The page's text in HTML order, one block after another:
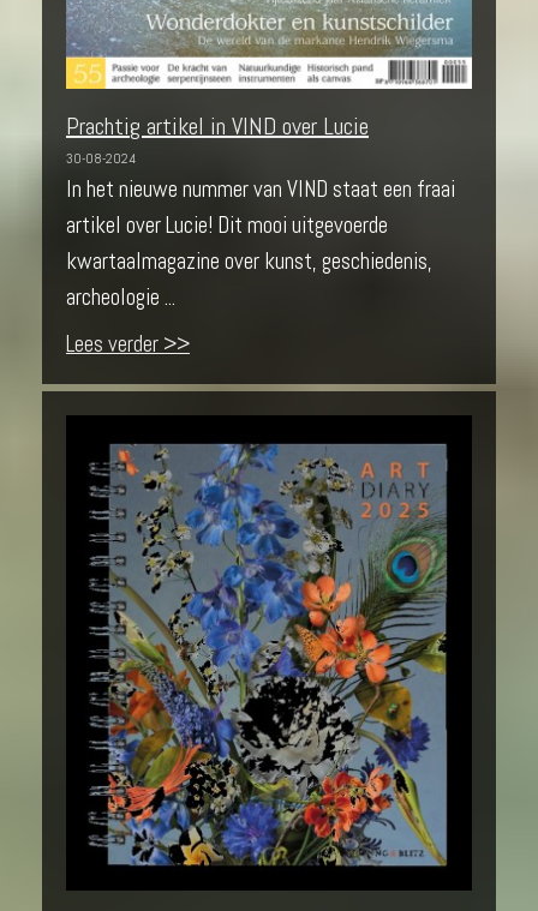
Prachtig artikel in VIND over Lucie
30-08-2024
In het nieuwe nummer van VIND staat een fraai
artikel over Lucie! Dit mooi uitgevoerde
kwartaalmagazine over kunst, geschiedenis,
archeologie ...
Lees verder >>